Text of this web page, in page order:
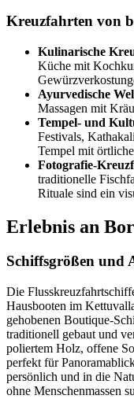
Kreuzfahrten von
Kulinarische
Küche mit
Ayurvedische
Massagen mit
Tempel- und
Festivals,
Tempel mit
Fotografie-
traditionelle
Rituale sind ein
Erlebnis an
Schiffsgrößen und
Die
Hausbooten im
gehobenen Boutique-
traditionell gebaut und
poliertem Holz, offene
perfekt für
persönlich und in die
ohne Menschenmassen